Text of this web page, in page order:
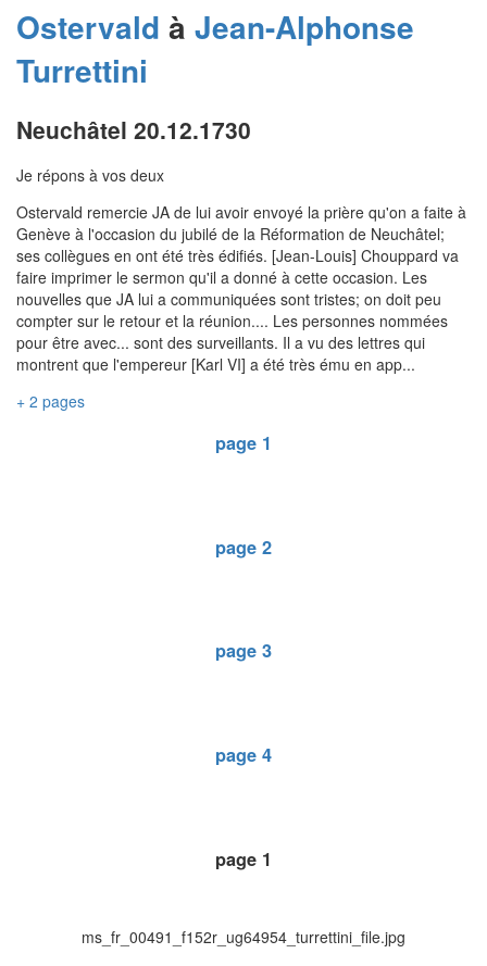
Ostervald à Jean-Alphonse
Turrettini
Neuchâtel 20.12.1730
Je répons à vos deux
Ostervald remercie JA de lui avoir envoyé la prière qu'on a faite à
Genève à l'occasion du jubilé de la Réformation de Neuchâtel;
ses collègues en ont été très édifiés. [Jean-Louis] Chouppard va
faire imprimer le sermon qu'il a donné à cette occasion. Les
nouvelles que JA lui a communiquées sont tristes; on doit peu
compter sur le retour et la réunion.... Les personnes nommées
pour être avec... sont des surveillants. Il a vu des lettres qui
montrent que l'empereur [Karl VI] a été très ému en app...
+ 2 pages
page 1
page 2
page 3
page 4
page 1
ms_fr_00491_f152r_ug64954_turrettini_file.jpg